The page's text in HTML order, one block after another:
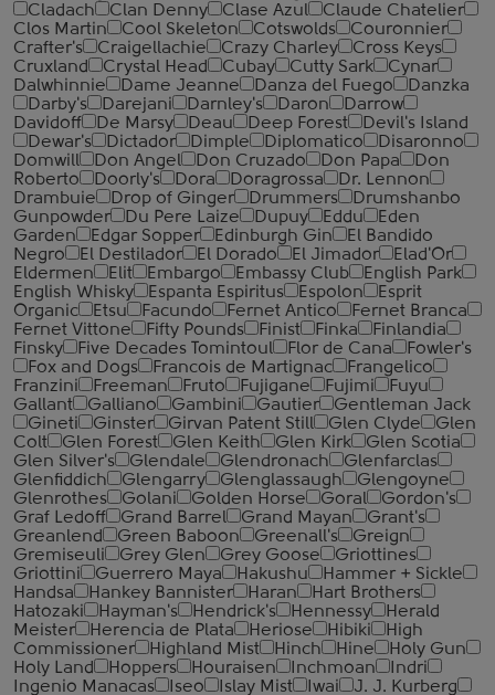
Cladach
Clan Denny Clase Azul
Claude Chatelier
Clos Martin
Cool Skeleton Cotswolds
Couronnier
Crafter's
Craigellachie Crazy Charley
Cross Keys
Cruxland
Crystal Head Cubay Cutty Sark
Cynar
Dalwhinnie
Dame Jeanne Danza del Fuego
Danzka
Darby's
Darejani Darnley's Daron
Darrow
Davidoff
De Marsy Deau Deep Forest
Devil's Island
Dewar's
Dictador Dimple Diplomatico
Disaronno
Domwill
Don Angel Don Cruzado Don Papa
Don
Roberto
Doorly's Dora Doragrossa
Dr. Lennon
Drambuie
Drop of Ginger Drummers
Drumshanbo
Gunpowder
Du Pere Laize Dupuy Eddu
Eden
Garden
Edgar Sopper Edinburgh Gin
El Bandido
Negro
El Destilador El Dorado El Jimador
Elad'Or
Eldermen
Elit Embargo Embassy Club
English Park
English Whisky
Espanta Espiritus Espolon
Esprit
Organic
Etsu Facundo Fernet Antico
Fernet Branca
Fernet Vittone
Fifty Pounds Finist Finka
Finlandia
Finsky
Five Decades Tomintoul Flor de Cana
Fowler's
Fox and Dogs
Francois de Martignac
Frangelico
Franzini
Freeman Fruto Fujigane Fujimi
Fuyu
Gallant
Galliano Gambini Gautier
Gentleman Jack
Gineti
Ginster Girvan Patent Still Glen Clyde
Glen
Colt
Glen Forest Glen Keith Glen Kirk
Glen Scotia
Glen Silver's
Glendale Glendronach
Glenfarclas
Glenfiddich
Glengarry Glenglassaugh
Glengoyne
Glenrothes
Golani Golden Horse Goral
Gordon's
Graf Ledoff
Grand Barrel Grand Mayan
Grant's
Greanlend
Green Baboon Greenall's
Greign
Gremiseuli
Grey Glen Grey Goose
Griottines
Griottini
Guerrero Maya Hakushu
Hammer + Sickle
Handsa
Hankey Bannister Haran
Hart Brothers
Hatozaki
Hayman's Hendrick's Hennessy
Herald
Meister
Herencia de Plata Heriose Hibiki
High
Commissioner
Highland Mist Hinch Hine
Holy Gun
Holy Land
Hoppers Houraisen Inchmoan
Indri
Ingenio Manacas
Iseo Islay Mist Iwai J. J. Kurberg